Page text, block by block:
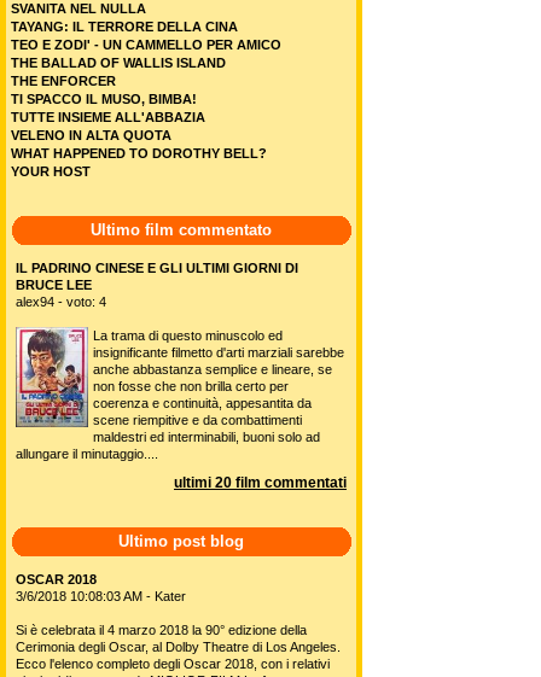
SVANITA NEL NULLA
TAYANG: IL TERRORE DELLA CINA
TEO E ZODI' - UN CAMMELLO PER AMICO
THE BALLAD OF WALLIS ISLAND
THE ENFORCER
TI SPACCO IL MUSO, BIMBA!
TUTTE INSIEME ALL'ABBAZIA
VELENO IN ALTA QUOTA
WHAT HAPPENED TO DOROTHY BELL?
YOUR HOST
Ultimo film commentato
IL PADRINO CINESE E GLI ULTIMI GIORNI DI
BRUCE LEE
alex94 - voto: 4
La trama di questo minuscolo ed
insignificante filmetto d'arti marziali sarebbe
anche abbastanza semplice e lineare, se
non fosse che non brilla certo per
coerenza e continuità, appesantita da
scene riempitive e da combattimenti
maldestri ed interminabili, buoni solo ad
allungare il minutaggio....
ultimi 20 film commentati
Ultimo post blog
OSCAR 2018
3/6/2018 10:08:03 AM - Kater
Si è celebrata il 4 marzo 2018 la 90° edizione della
Cerimonia degli Oscar, al Dolby Theatre di Los Angeles.
Ecco l'elenco completo degli Oscar 2018, con i relativi